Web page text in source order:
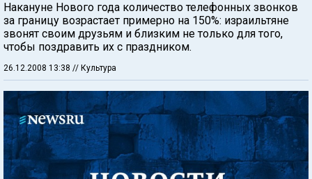
Накануне Нового года количество телефонных звонков
за границу возрастает примерно на 150%: израильтяне
звонят своим друзьям и близким не только для того,
чтобы поздравить их с праздником.
26.12.2008 13:38 // Культура